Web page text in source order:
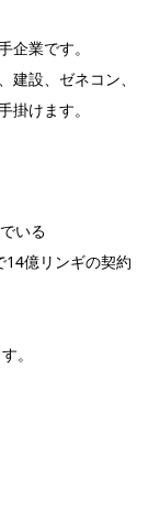
企業です。
設、ゼネコン、
掛けます。
いる
億リンギの契約
。